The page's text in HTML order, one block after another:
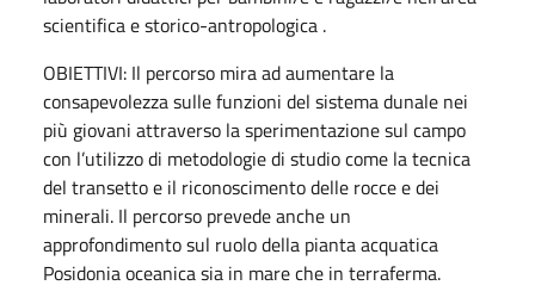
scientifica e storico-antropologica .
OBIETTIVI: Il percorso mira ad aumentare la
consapevolezza sulle funzioni del sistema dunale nei
più giovani attraverso la sperimentazione sul campo
con l’utilizzo di metodologie di studio come la tecnica
del transetto e il riconoscimento delle rocce e dei
minerali. Il percorso prevede anche un
approfondimento sul ruolo della pianta acquatica
Posidonia oceanica sia in mare che in terraferma.